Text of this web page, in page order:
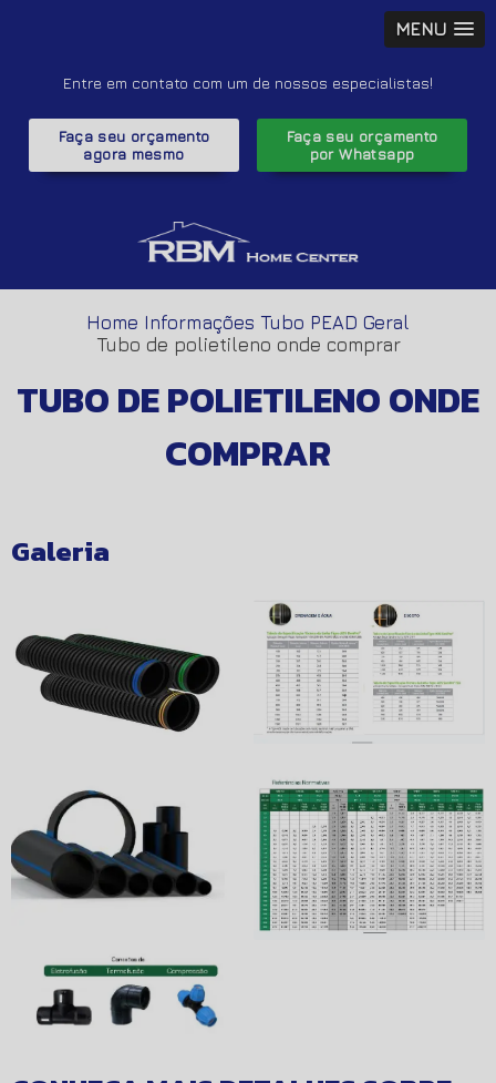
MENU
Entre em contato com um de nossos especialistas!
Faça seu orçamento
agora mesmo
Faça seu orçamento
por Whatsapp
Home Informações Tubo PEAD Geral
Tubo de polietileno onde comprar
TUBO DE POLIETILENO ONDE
COMPRAR
Galeria